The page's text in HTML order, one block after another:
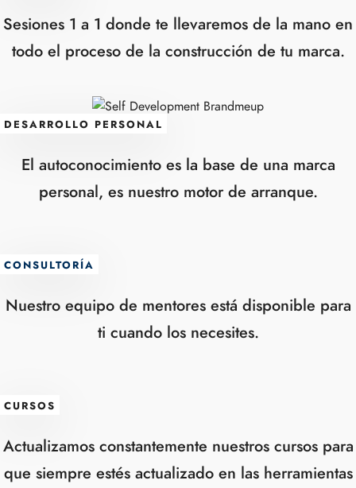
Sesiones 1 a 1 donde te llevaremos de la mano en
todo el proceso de la construcción de tu marca.
DESARROLLO PERSONAL
El autoconocimiento es la base de una marca
personal, es nuestro motor de arranque.
CONSULTORÍA
Nuestro equipo de mentores está disponible para
ti cuando los necesites.
CURSOS
Actualizamos constantemente nuestros cursos para
que siempre estés actualizado en las herramientas